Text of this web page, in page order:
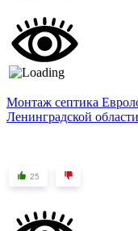
Монтаж септика
Ленинградской области
25